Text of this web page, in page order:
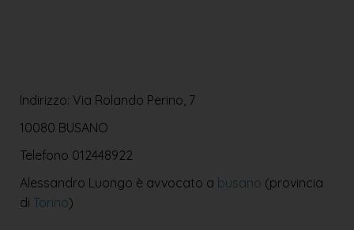
Indirizzo: Via Rolando Perino, 7
10080 BUSANO
Telefono 012448922
Alessandro Luongo è avvocato a busano (provincia
di Torino)